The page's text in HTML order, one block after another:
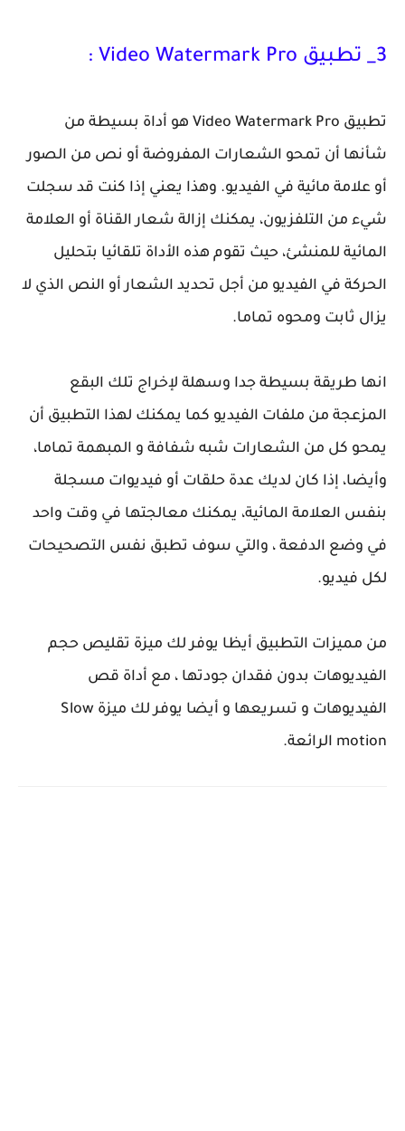
3_ تطبيق Video Watermark Pro :
تطبيق Video Watermark Pro هو أداة بسيطة من
شأنها أن تمحو الشعارات المفروضة أو نص من الصور
أو علامة مائية في الفيديو. وهذا يعني إذا كنت قد سجلت
شيء من التلفزيون، يمكنك إزالة شعار القناة أو العلامة
المائية للمنشئ، حيث تقوم هذه الأداة تلقائيا بتحليل
الحركة في الفيديو من أجل تحديد الشعار أو النص الذي لا
يزال ثابت ومحوه تماما.
انها طريقة بسيطة جدا وسهلة لإخراج تلك البقع
المزعجة من ملفات الفيديو كما يمكنك لهذا التطبيق أن
يمحو كل من الشعارات شبه شفافة و المبهمة تماما،
وأيضا، إذا كان لديك عدة حلقات أو فيديوات مسجلة
بنفس العلامة المائية، يمكنك معالجتها في وقت واحد
في وضع الدفعة ، والتي سوف تطبق نفس التصحيحات
لكل فيديو.
من مميزات التطبيق أيظا يوفر لك ميزة تقليص حجم
الفيديوهات بدون فقدان جودتها ، مع أداة قص
الفيديوهات و تسريعها و أيضا يوفر لك ميزة Slow
motion الرائعة.